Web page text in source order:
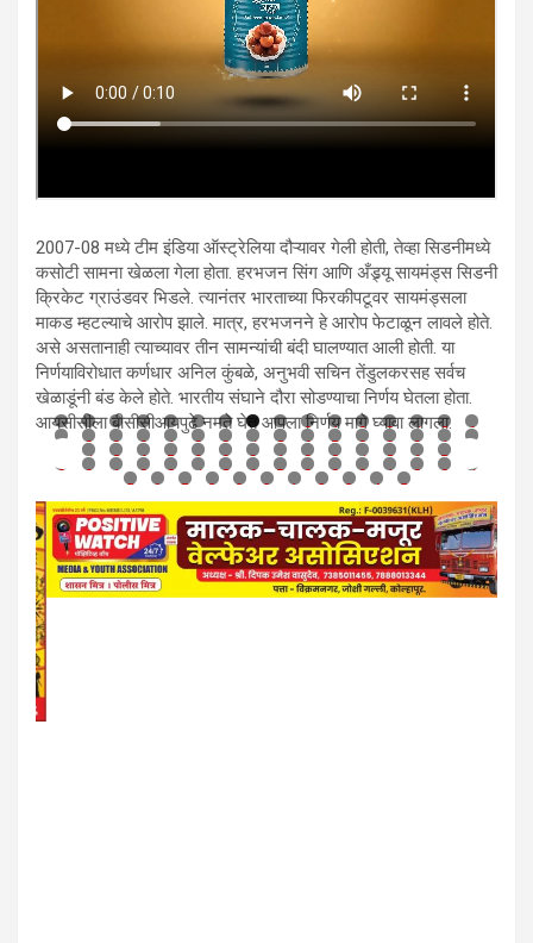
2007-08 मध्ये टीम इंडिया ऑस्ट्रेलिया दौऱ्यावर गेली होती, तेव्हा सिडनीमध्ये
कसोटी सामना खेळला गेला होता. हरभजन सिंग आणि अँड्र्यू सायमंड्स सिडनी
क्रिकेट ग्राउंडवर भिडले. त्यानंतर भारताच्या फिरकीपटूवर सायमंड्सला
माकड म्हटल्याचे आरोप झाले. मात्र, हरभजनने हे आरोप फेटाळून लावले होते.
असे असतानाही त्याच्यावर तीन सामन्यांची बंदी घालण्यात आली होती. या
निर्णयाविरोधात कर्णधार अनिल कुंबळे, अनुभवी सचिन तेंडुलकरसह सर्वच
खेळाडूंनी बंड केले होते. भारतीय संघाने दौरा सोडण्याचा निर्णय घेतला होता.
आयसीसीला बीसीसीआयपुढे नमते घेत आपला निर्णय मागे घ्यावा लागला.
0 1 2 3 4 5 6
8 9 0 1 2 3 4 5 6 7 8 9 0 1
3 4 5 6 7 8 9 0 1 2 3 4 5 6 7 8
9 0 1 2 3 4 5 6 7 8 9 0 1 2 3 4
5 6 7 8 9 0 1 2 3 4 5